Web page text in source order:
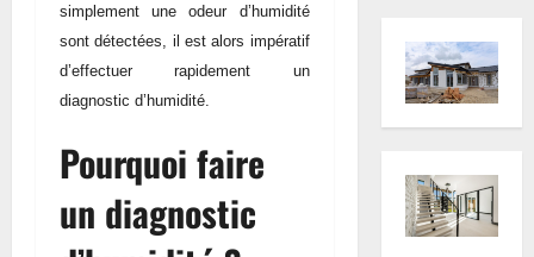
simplement une odeur d’humidité
sont détectées, il est alors impératif
d’effectuer rapidement un
diagnostic d’humidité.
Pourquoi faire
un diagnostic